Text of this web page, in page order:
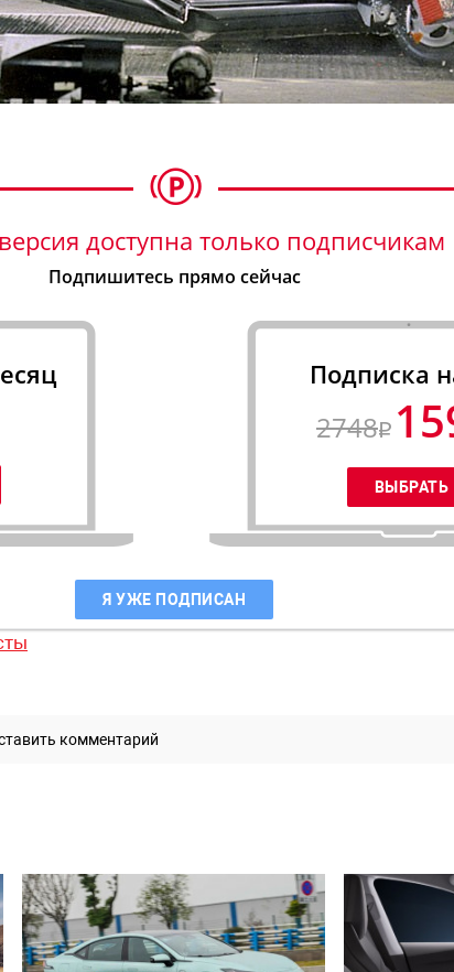
доступна только подписчикам
Подпишитесь прямо сейчас
Подписка
2748
Я УЖЕ ПОДПИСАН
комментарий